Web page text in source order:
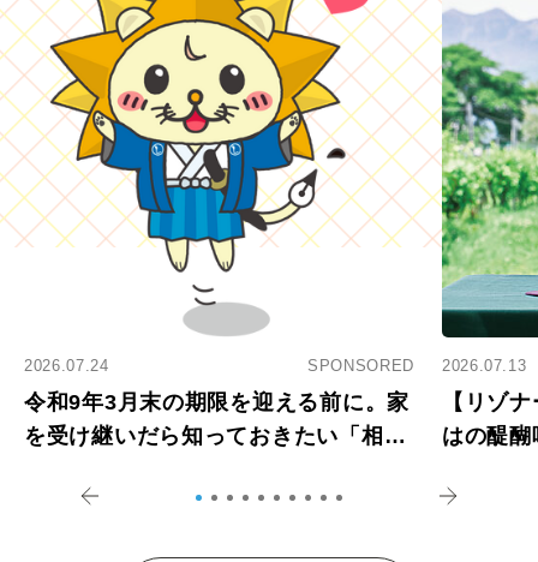
2026.07.24 SPONSORED
令和9年3月末の期限を迎える前に。家
を受け継いだら知っておきたい「相続
2026.07.13
【リゾ
はの醍